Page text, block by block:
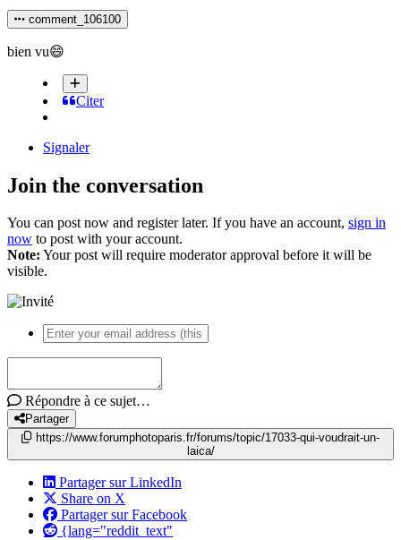
comment_106100
bien vu😄
Citer
Signaler
Join the conversation
You can post now and register later. If you have an account, sign in
now to post with your account.
Note: Your post will require moderator approval before it will be
visible.
Répondre à ce sujet…
Partager
https://www.forumphotoparis.fr/forums/topic/17033-qui-voudrait-un-
laica/
Partager sur LinkedIn
Share on X
Partager sur Facebook
{lang="reddit_text"